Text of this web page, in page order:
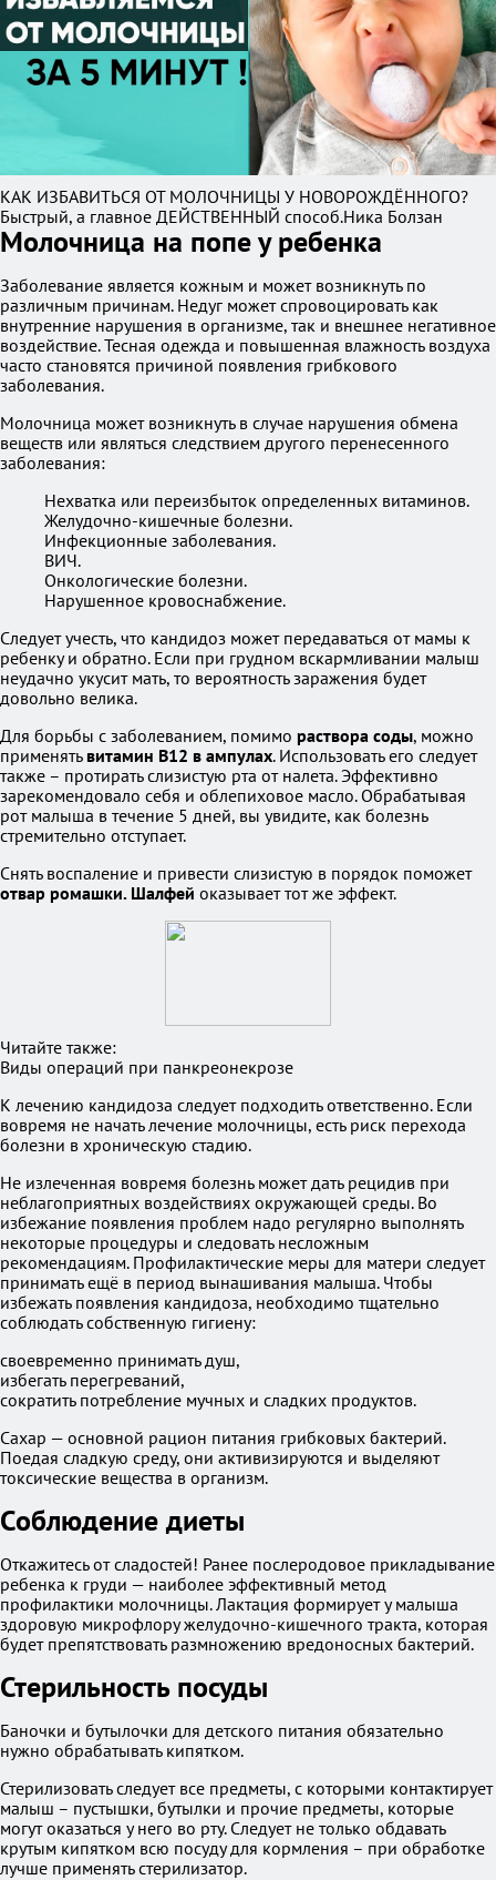
КАК ИЗБАВИТЬСЯ ОТ МОЛОЧНИЦЫ У НОВОРОЖДЁННОГО?
Быстрый, а главное ДЕЙСТВЕННЫЙ способ.Ника Болзан
Молочница на попе у ребенка
Заболевание является кожным и может возникнуть по
различным причинам. Недуг может спровоцировать как
внутренние нарушения в организме, так и внешнее негативное
воздействие. Тесная одежда и повышенная влажность воздуха
часто становятся причиной появления грибкового
заболевания.
Молочница может возникнуть в случае нарушения обмена
веществ или являться следствием другого перенесенного
заболевания:
Нехватка или переизбыток определенных витаминов.
Желудочно-кишечные болезни.
Инфекционные заболевания.
ВИЧ.
Онкологические болезни.
Нарушенное кровоснабжение.
Следует учесть, что кандидоз может передаваться от мамы к
ребенку и обратно. Если при грудном вскармливании малыш
неудачно укусит мать, то вероятность заражения будет
довольно велика.
Для борьбы с заболеванием, помимо раствора соды, можно
применять витамин В12 в ампулах. Использовать его следует
также – протирать слизистую рта от налета. Эффективно
зарекомендовало себя и облепиховое масло. Обрабатывая
рот малыша в течение 5 дней, вы увидите, как болезнь
стремительно отступает.
Снять воспаление и привести слизистую в порядок поможет
отвар ромашки. Шалфей оказывает тот же эффект.
Читайте также:
Виды операций при панкреонекрозе
К лечению кандидоза следует подходить ответственно. Если
вовремя не начать лечение молочницы, есть риск перехода
болезни в хроническую стадию.
Не излеченная вовремя болезнь может дать рецидив при
неблагоприятных воздействиях окружающей среды. Во
избежание появления проблем надо регулярно выполнять
некоторые процедуры и следовать несложным
рекомендациям. Профилактические меры для матери следует
принимать ещё в период вынашивания малыша. Чтобы
избежать появления кандидоза, необходимо тщательно
соблюдать собственную гигиену:
своевременно принимать душ,
избегать перегреваний,
сократить потребление мучных и сладких продуктов.
Сахар — основной рацион питания грибковых бактерий.
Поедая сладкую среду, они активизируются и выделяют
токсические вещества в организм.
Соблюдение диеты
Откажитесь от сладостей! Ранее послеродовое прикладывание
ребенка к груди — наиболее эффективный метод
профилактики молочницы. Лактация формирует у малыша
здоровую микрофлору желудочно-кишечного тракта, которая
будет препятствовать размножению вредоносных бактерий.
Стерильность посуды
Баночки и бутылочки для детского питания обязательно
нужно обрабатывать кипятком.
Стерилизовать следует все предметы, с которыми контактирует
малыш – пустышки, бутылки и прочие предметы, которые
могут оказаться у него во рту. Следует не только обдавать
крутым кипятком всю посуду для кормления – при обработке
лучше применять стерилизатор.